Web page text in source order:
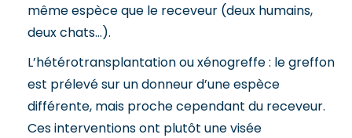
même espèce que le receveur (deux humains,
deux chats…).
L’hétérotransplantation ou xénogreffe : le greffon
est prélevé sur un donneur d’une espèce
différente, mais proche cependant du receveur.
Ces interventions ont plutôt une visée